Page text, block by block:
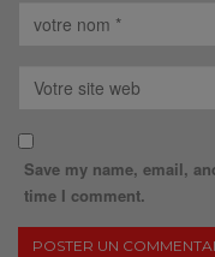
Save my name, email,
time I comment.